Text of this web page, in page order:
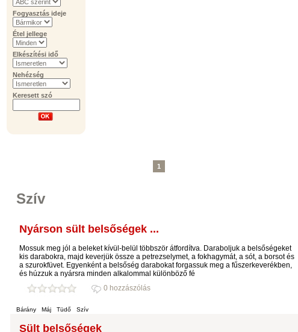
Fogyasztás ideje
Étel jellege
Elkészítési idő
Nehézség
Keresett szó
1
Szív
Nyárson sült belsőségek ...
Mossuk meg jól a beleket kívül-belül többször átfordítva. Daraboljuk a belsőségeket
kis darabokra, majd keverjük össze a petrezselymet, a fokhagymát, a sót, a borsot és
a szurokfüvet. Egyenként a belsőség da­rabokat forgassuk meg a fűszerkeverékben,
és húzzuk a nyársra minden alkalommal különböző fé
0 hozzászólás
Bárány Máj Tüdő Szív
Sült belsőségek